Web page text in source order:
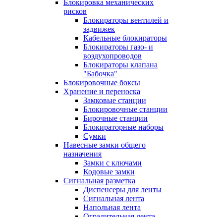
Блокировка механических
рисков
Блокираторы вентилей и
задвижек
Кабельные блокираторы
Блокираторы газо- и
воздухопроводов
Блокираторы клапана
"Бабочка"
Блокировочные боксы
Хранение и переноска
Замковые станции
Блокировочные станции
Бирочные станции
Блокираторные наборы
Сумки
Навесные замки общего
назначения
Замки с ключами
Кодовые замки
Сигнальная разметка
Диспенсеры для ленты
Сигнальная лента
Напольная лента